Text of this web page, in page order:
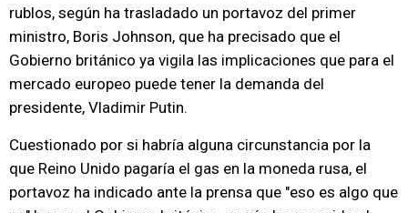
rublos, según ha trasladado un portavoz del primer
ministro, Boris Johnson, que ha precisado que el
Gobierno británico ya vigila las implicaciones que para el
mercado europeo puede tener la demanda del
presidente, Vladimir Putin.
Cuestionado por si habría alguna circunstancia por la
que Reino Unido pagaría el gas en la moneda rusa, el
portavoz ha indicado ante la prensa que "eso es algo que